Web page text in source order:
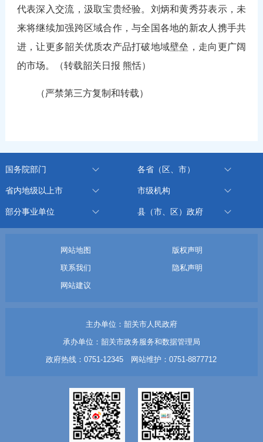
代表深入交流，汲取宝贵经验。刘炳和黄秀芬表示，未
来将继续加强跨区域合作，与全国各地的新农人携手共
进，让更多韶关优质农产品打破地域壁垒，走向更广阔
的市场。（转载韶关日报 熊恬）
（严禁第三方复制和转载）
国务院部门 各省（区、市）
省内地级以上市 市级机构
部分事业单位 县（市、区）政府
网站地图
版权声明
联系我们
隐私声明
网站建议
主办单位：韶关市人民政府
承办单位：韶关市政务服务和数据管理局
政府热线：0751-12345 网站维护：0751-8877712